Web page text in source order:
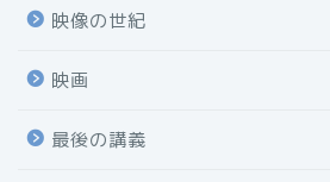
映像の世紀
映画
最後の講義